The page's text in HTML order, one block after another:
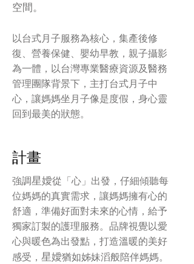
空間。
以台式月子服務為核心，集產後修
復、營養保健、嬰幼早教，親子攝影
為一體，以台灣專業醫療資源及醫務
管理團隊背景下，主打台式月子中
心，讓媽媽坐月子像是度假，身心靈
回到最美的狀態。
​計畫
強調星嬡從「心」出發，仔細傾聽每
位媽媽的真實需求，讓媽媽擁有心的
舒適，準備好面對未來的心情，給予
獨家訂製的護理服務。品牌視覺以愛
心與暖色為出發點，打造溫暖的美好
感受， 星嬡猶如姊妹滔般陪伴媽媽。